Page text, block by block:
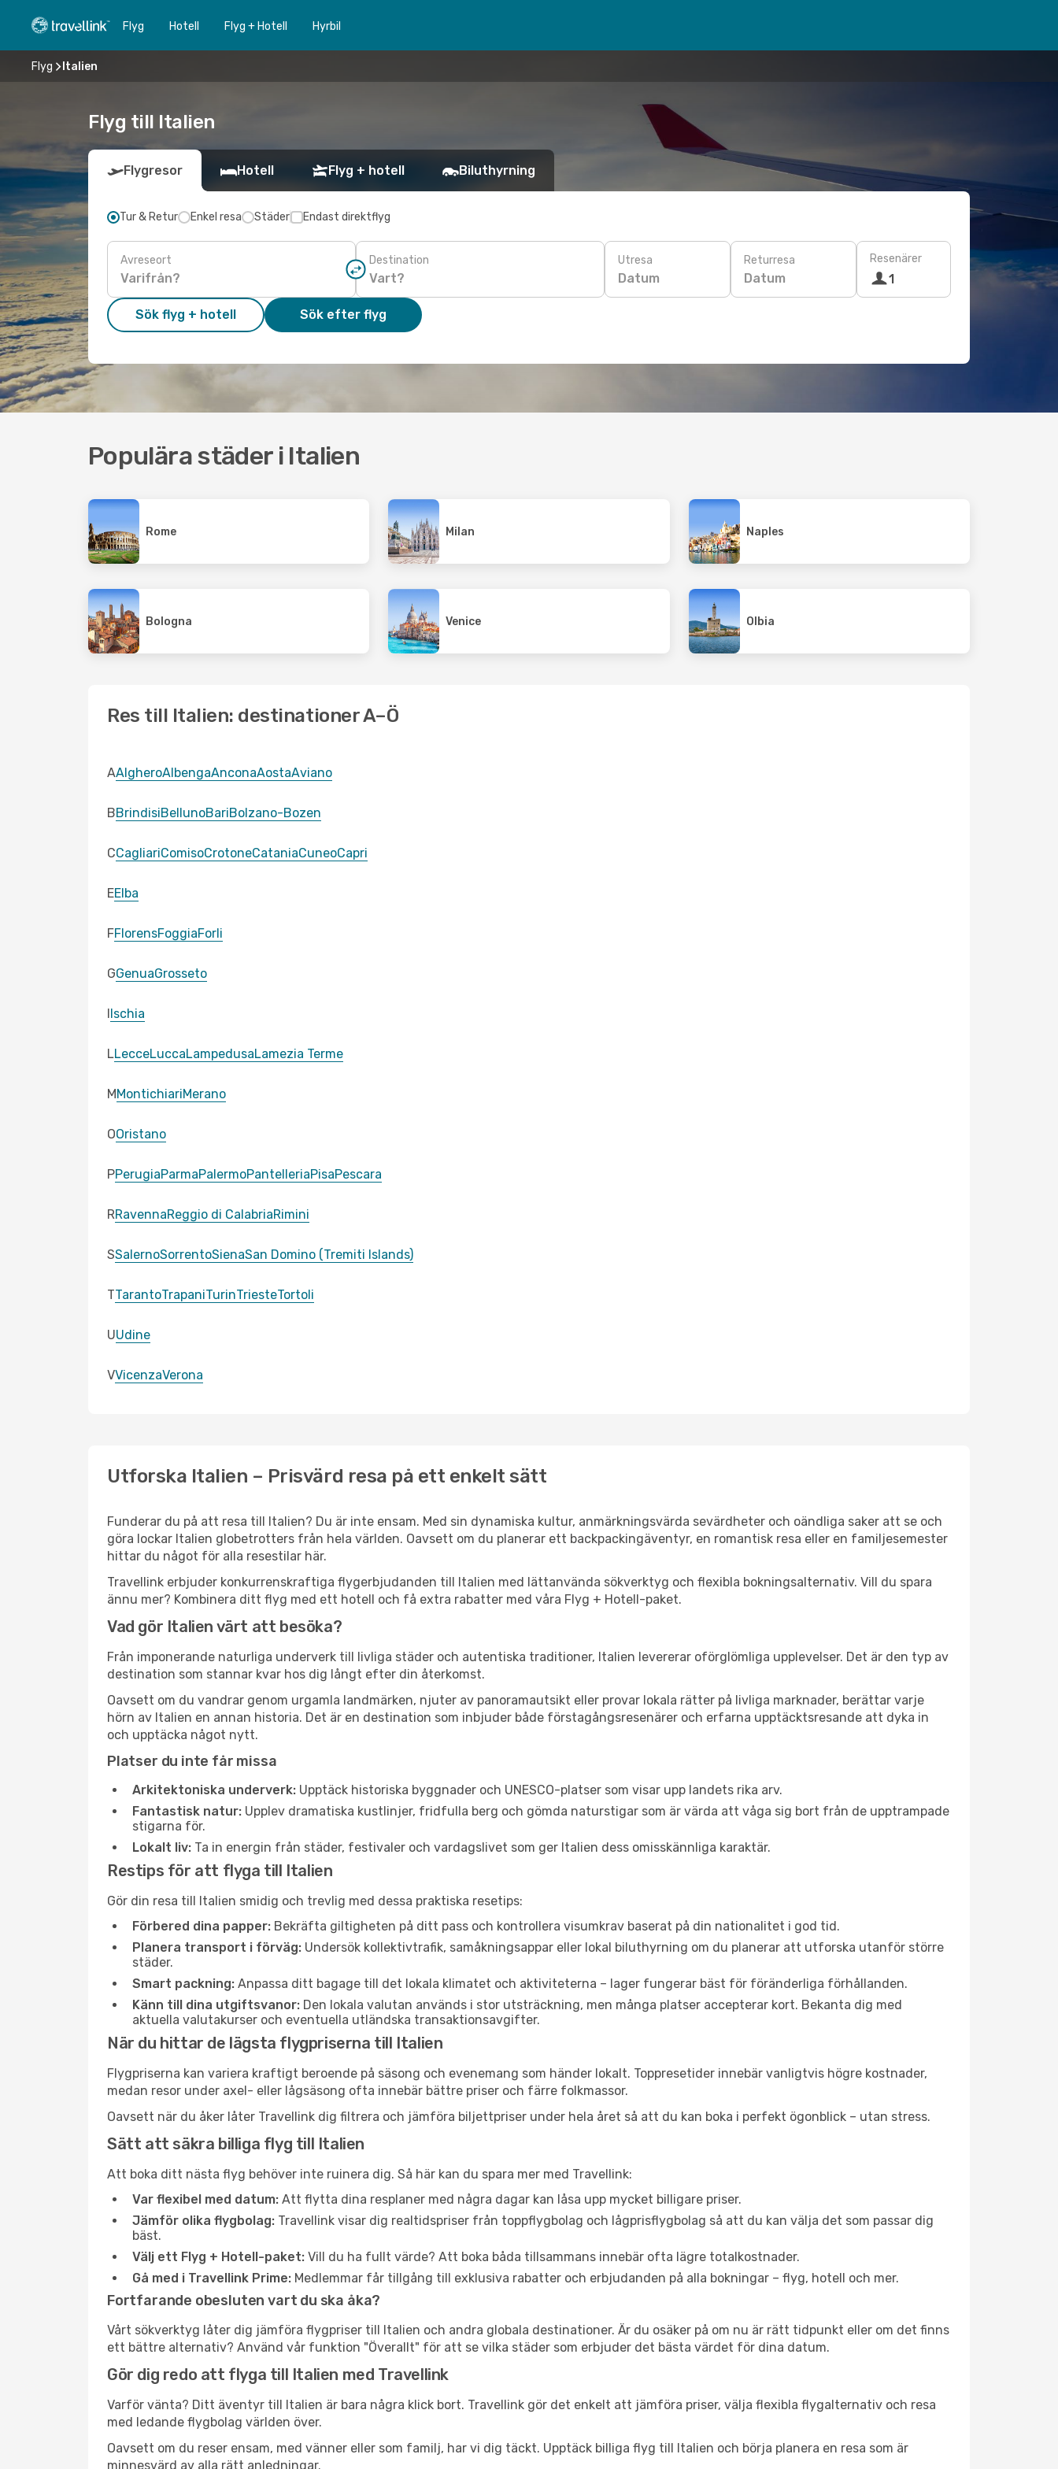
Flyg Hotell Flyg + Hotell Hyrbil
Flyg Italien
Flyg till Italien
Flygresor Hotell Flyg + hotell Biluthyrning
Tur & Retur Enkel resa Städer Endast direktflyg
Avreseort Destination Utresa
Datum
Returresa
Datum
Resenärer
1
Sök flyg + hotell Sök efter flyg
Populära städer i Italien
Rome Milan Naples
Bologna Venice Olbia
Res till Italien: destinationer A–Ö
AAlgheroAlbengaAnconaAostaAviano
BBrindisiBellunoBariBolzano-Bozen
CCagliariComisoCrotoneCataniaCuneoCapri
EElba
FFlorensFoggiaForli
GGenuaGrosseto
IIschia
LLecceLuccaLampedusaLamezia Terme
MMontichiariMerano
OOristano
PPerugiaParmaPalermoPantelleriaPisaPescara
RRavennaReggio di CalabriaRimini
SSalernoSorrentoSienaSan Domino (Tremiti Islands)
TTarantoTrapaniTurinTriesteTortoli
UUdine
VVicenzaVerona
Utforska Italien – Prisvärd resa på ett enkelt sätt
Funderar du på att resa till Italien? Du är inte ensam. Med sin dynamiska kultur, anmärkningsvärda sevärdheter och oändliga saker att se och
göra lockar Italien globetrotters från hela världen. Oavsett om du planerar ett backpackingäventyr, en romantisk resa eller en familjesemester
hittar du något för alla resestilar här.
Travellink erbjuder konkurrenskraftiga flygerbjudanden till Italien med lättanvända sökverktyg och flexibla bokningsalternativ. Vill du spara
ännu mer? Kombinera ditt flyg med ett hotell och få extra rabatter med våra Flyg + Hotell-paket.
Vad gör Italien värt att besöka?
Från imponerande naturliga underverk till livliga städer och autentiska traditioner, Italien levererar oförglömliga upplevelser. Det är den typ av
destination som stannar kvar hos dig långt efter din återkomst.
Oavsett om du vandrar genom urgamla landmärken, njuter av panoramautsikt eller provar lokala rätter på livliga marknader, berättar varje
hörn av Italien en annan historia. Det är en destination som inbjuder både förstagångsresenärer och erfarna upptäcktsresande att dyka in
och upptäcka något nytt.
Platser du inte får missa
Arkitektoniska underverk: Upptäck historiska byggnader och UNESCO-platser som visar upp landets rika arv.
Fantastisk natur: Upplev dramatiska kustlinjer, fridfulla berg och gömda naturstigar som är värda att våga sig bort från de upptrampade
stigarna för.
Lokalt liv: Ta in energin från städer, festivaler och vardagslivet som ger Italien dess omisskännliga karaktär.
Restips för att flyga till Italien
Gör din resa till Italien smidig och trevlig med dessa praktiska resetips:
Förbered dina papper: Bekräfta giltigheten på ditt pass och kontrollera visumkrav baserat på din nationalitet i god tid.
Planera transport i förväg: Undersök kollektivtrafik, samåkningsappar eller lokal biluthyrning om du planerar att utforska utanför större
städer.
Smart packning: Anpassa ditt bagage till det lokala klimatet och aktiviteterna – lager fungerar bäst för föränderliga förhållanden.
Känn till dina utgiftsvanor: Den lokala valutan används i stor utsträckning, men många platser accepterar kort. Bekanta dig med
aktuella valutakurser och eventuella utländska transaktionsavgifter.
När du hittar de lägsta flygpriserna till Italien
Flygpriserna kan variera kraftigt beroende på säsong och evenemang som händer lokalt. Toppresetider innebär vanligtvis högre kostnader,
medan resor under axel- eller lågsäsong ofta innebär bättre priser och färre folkmassor.
Oavsett när du åker låter Travellink dig filtrera och jämföra biljettpriser under hela året så att du kan boka i perfekt ögonblick – utan stress.
Sätt att säkra billiga flyg till Italien
Att boka ditt nästa flyg behöver inte ruinera dig. Så här kan du spara mer med Travellink:
Var flexibel med datum: Att flytta dina resplaner med några dagar kan låsa upp mycket billigare priser.
Jämför olika flygbolag: Travellink visar dig realtidspriser från toppflygbolag och lågprisflygbolag så att du kan välja det som passar dig
bäst.
Välj ett Flyg + Hotell-paket: Vill du ha fullt värde? Att boka båda tillsammans innebär ofta lägre totalkostnader.
Gå med i Travellink Prime: Medlemmar får tillgång till exklusiva rabatter och erbjudanden på alla bokningar – flyg, hotell och mer.
Fortfarande obesluten vart du ska åka?
Vårt sökverktyg låter dig jämföra flygpriser till Italien och andra globala destinationer. Är du osäker på om nu är rätt tidpunkt eller om det finns
ett bättre alternativ? Använd vår funktion "Överallt" för att se vilka städer som erbjuder det bästa värdet för dina datum.
Gör dig redo att flyga till Italien med Travellink
Varför vänta? Ditt äventyr till Italien är bara några klick bort. Travellink gör det enkelt att jämföra priser, välja flexibla flygalternativ och resa
med ledande flygbolag världen över.
Oavsett om du reser ensam, med vänner eller som familj, har vi dig täckt. Upptäck billiga flyg till Italien och börja planera en resa som är
minnesvärd av alla rätt anledningar.